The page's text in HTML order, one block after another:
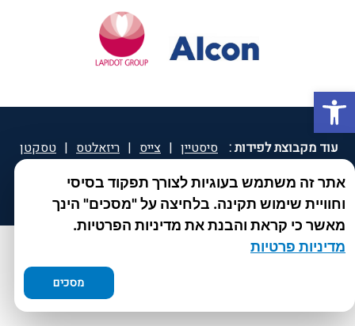
פתח סרגל נגישות
אתר זה משתמש בעוגיות לצורך תפקוד בסיסי
וחוויית שימוש תקינה. בלחיצה על "מסכים" הינך
מאשר כי קראת והבנת את מדיניות הפרטיות.
מדיניות פרטיות
מסכים
עוד מקבוצת לפידות : סיסטיין | צייס | ריזאלטס | טסקטן
| ספאטון | ספיד גרון | יוטיפרו פלוס | קוקידנט |
DROPsept ®